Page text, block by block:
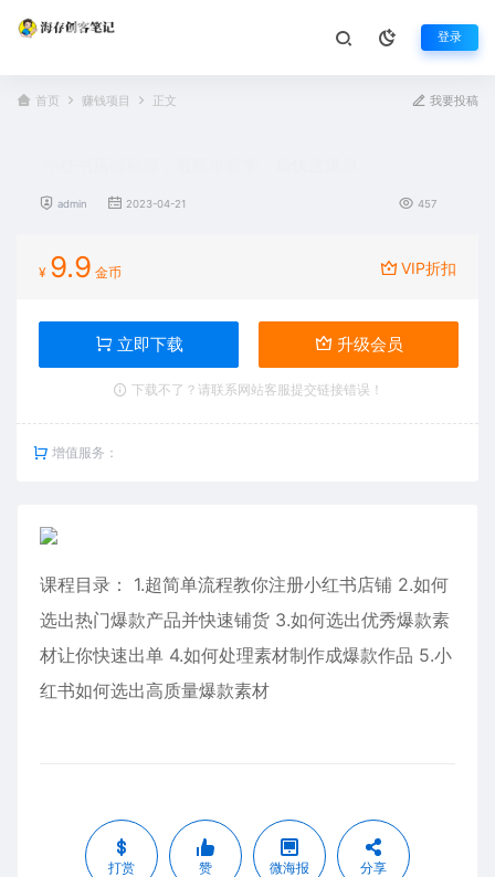
登录
首页 赚钱项目 正文 我要投稿
admin 2023-04-21 457
¥ 9.9 金币 VIP折扣
立即下载 升级会员
下载不了？请联系网站客服提交链接错误！
增值服务：
课程目录： 1.超简单流程教你注册小红书店铺 2.如何
选出热门爆款产品并快速铺货 3.如何选出优秀爆款素
材让你快速出单 4.如何处理素材制作成爆款作品 5.小
红书如何选出高质量爆款素材
打赏 赞 微海报 分享